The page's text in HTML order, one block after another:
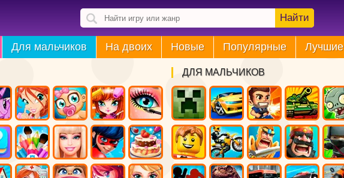
Найти
Для мальчиков На двоих Новые Популярные Лучшие
ДЛЯ МАЛЬЧИКОВ